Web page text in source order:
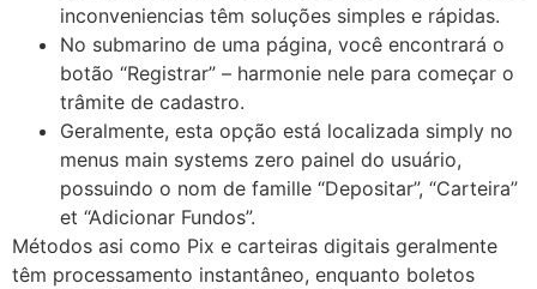
inconveniencias têm soluções simples e rápidas.
No submarino de uma página, você encontrará o
botão “Registrar” – harmonie nele para começar o
trâmite de cadastro.
Geralmente, esta opção está localizada simply no
menus main systems zero painel do usuário,
possuindo o nom de famille “Depositar”, “Carteira”
et “Adicionar Fundos”.
Métodos asi como Pix e carteiras digitais geralmente
têm processamento instantâneo, enquanto boletos